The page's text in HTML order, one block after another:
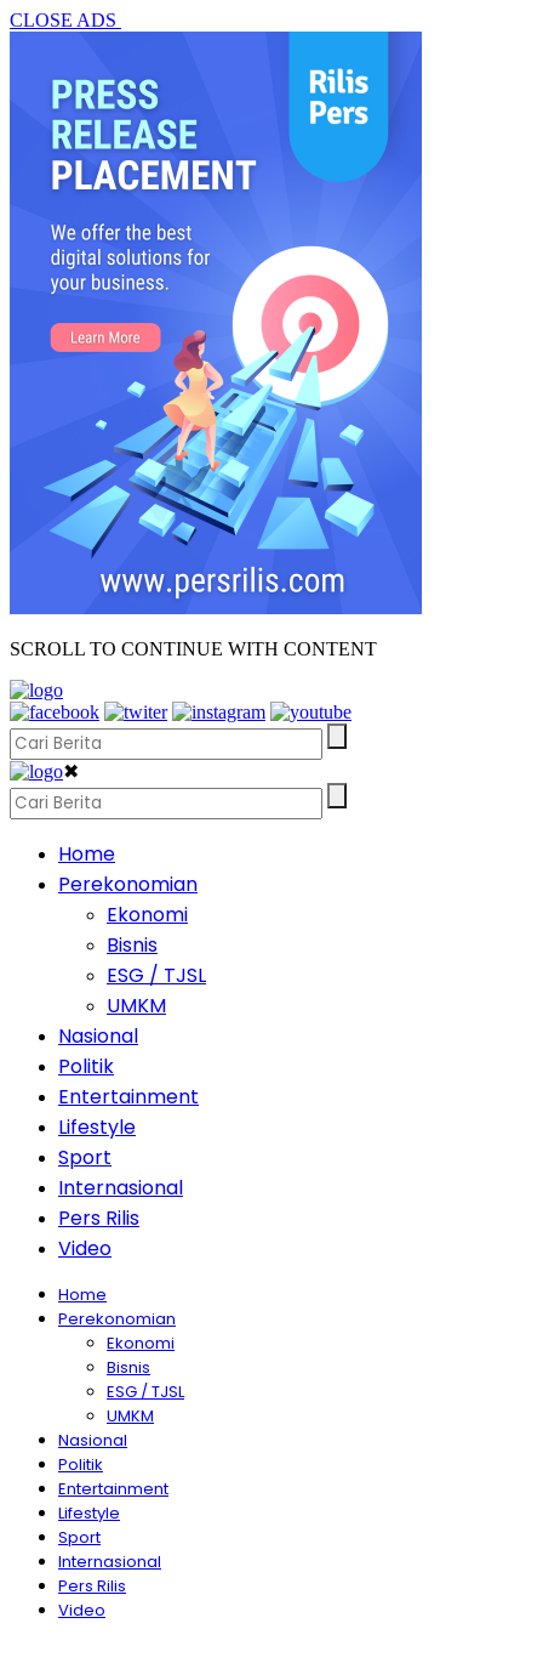
CLOSE ADS
SCROLL TO CONTINUE WITH CONTENT
✖
Home
Perekonomian
Ekonomi
Bisnis
ESG / TJSL
UMKM
Nasional
Politik
Entertainment
Lifestyle
Sport
Internasional
Pers Rilis
Video
Home
Perekonomian
Ekonomi
Bisnis
ESG / TJSL
UMKM
Nasional
Politik
Entertainment
Lifestyle
Sport
Internasional
Pers Rilis
Video